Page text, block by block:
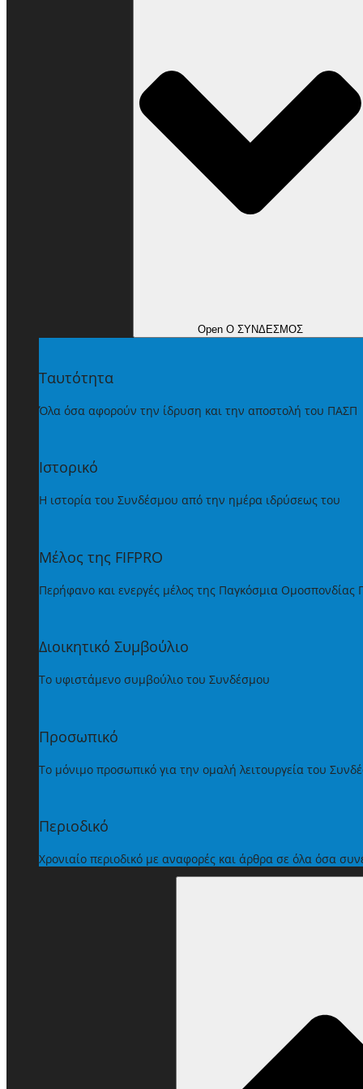
Open Ο ΣΥΝΔΕΣΜΟΣ
Ταυτότητα
Όλα όσα αφορούν την ίδρυση και την αποστολή του ΠΑΣΠ
Ιστορικό
Η ιστορία του Συνδέσμου από την ημέρα ιδρύσεως του
Μέλος της FIFPRO
Περήφανο και ενεργές μέλος της Παγκόσμια Ομοσπονδίας
Διοικητικό Συμβούλιο
Το υφιστάμενο συμβούλιο του Συνδέσμου
Προσωπικό
Το μόνιμο προσωπικό για την ομαλή λειτουργεία του
Περιοδικό
Χρονιαίο περιοδικό με αναφορές και άρθρα σε όλα όσα